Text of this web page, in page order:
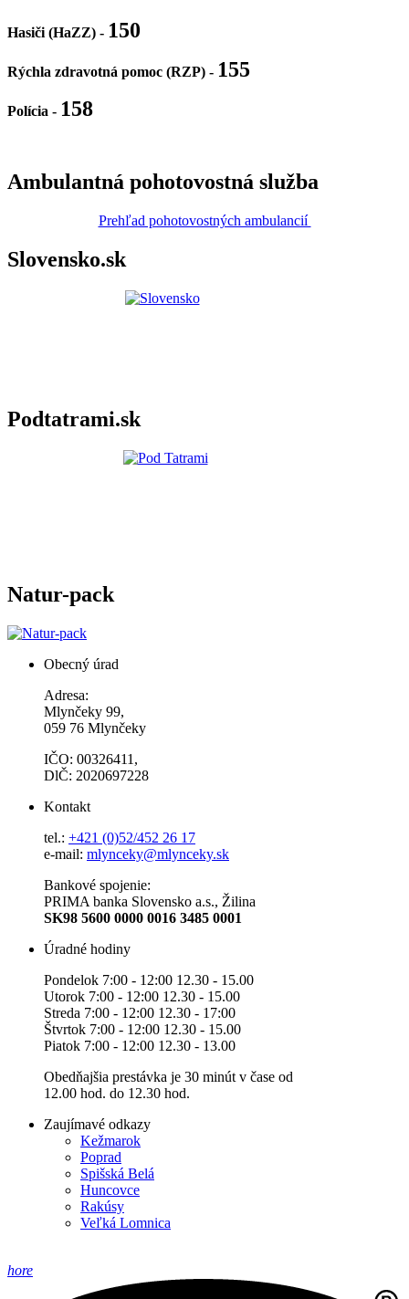
Hasiči (HaZZ) - 150
Rýchla zdravotná pomoc (RZP) - 155
Polícia - 158
Ambulantná pohotovostná služba
Prehľad pohotovostných ambulancií
Slovensko.sk
Podtatrami.sk
Natur-pack
Obecný úrad
Adresa:
Mlynčeky 99,
059 76 Mlynčeky
IČO: 00326411,
DlČ: 2020697228
Kontakt
tel.: +421 (0)52/452 26 17
e-mail: mlynceky@mlynceky.sk
Bankové spojenie:
PRIMA banka Slovensko a.s., Žilina
SK98 5600 0000 0016 3485 0001
Úradné hodiny
Pondelok 7:00 - 12:00 12.30 - 15.00
Utorok 7:00 - 12:00 12.30 - 15.00
Streda 7:00 - 12:00 12.30 - 17:00
Štvrtok 7:00 - 12:00 12.30 - 15.00
Piatok 7:00 - 12:00 12.30 - 13.00
Obedňajšia prestávka je 30 minút v čase od
12.00 hod. do 12.30 hod.
Zaujímavé odkazy
Kežmarok
Poprad
Spišská Belá
Huncovce
Rakúsy
Veľká Lomnica
hore